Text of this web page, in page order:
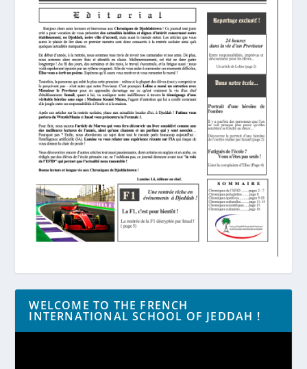
WELCOME TO THE FRENCH
INTERNATIONAL SCHOOL OF JEDDAH !
Lecteur